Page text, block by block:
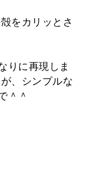
をカリッとさ
りに再現しま
、シンプルな
＾＾